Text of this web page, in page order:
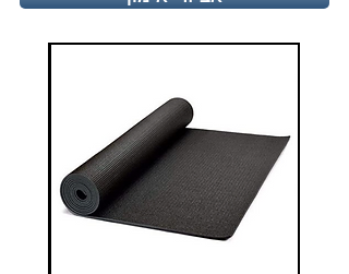
duglasport21@gmail.com